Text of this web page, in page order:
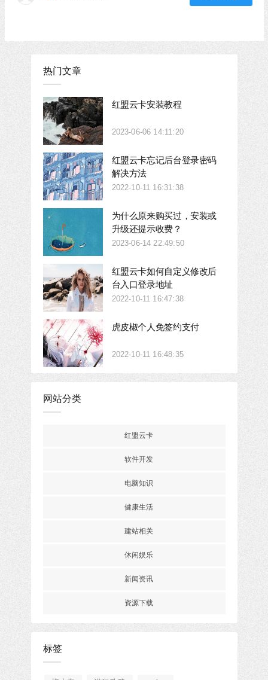
热门文章
红盟云卡安装教程
2023-06-06 14:11:20
红盟云卡忘记后台登录密码
解决方法
2022-10-11 16:31:38
为什么原来购买过，安装或
升级还提示收费？
2023-06-14 22:49:50
红盟云卡如何自定义修改后
台入口登录地址
2022-10-11 16:47:38
虎皮椒个人免签约支付
2022-10-11 16:48:35
网站分类
红盟云卡
软件开发
电脑知识
健康生活
建站相关
休闲娱乐
新闻资讯
资源下载
标签